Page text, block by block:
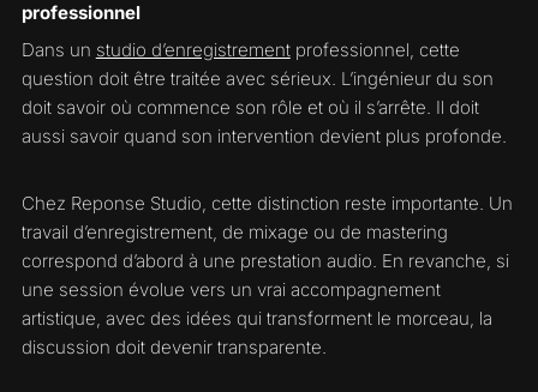
professionnel
Dans un studio d’enregistrementprofessionnel, cette
question doit être traitée avec sérieux. L’ingénieur du son
doit savoir où commence son rôle et où il s’arrête. Il doit
aussi savoir quand son intervention devient plus profonde.
Chez Reponse Studio, cette distinction reste importante. Un
travail d’enregistrement, de mixage ou de mastering
correspond d’abord à une prestation audio. En revanche, si
une session évolue vers un vrai accompagnement
artistique, avec des idées qui transforment le morceau, la
discussion doit devenir transparente.